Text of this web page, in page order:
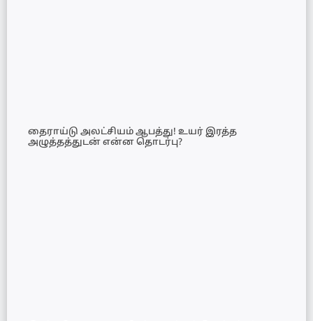
தைராய்டு அலட்சியம் ஆபத்து! உயர் இரத்த
அழுத்தத்துடன் என்ன தொடர்பு?